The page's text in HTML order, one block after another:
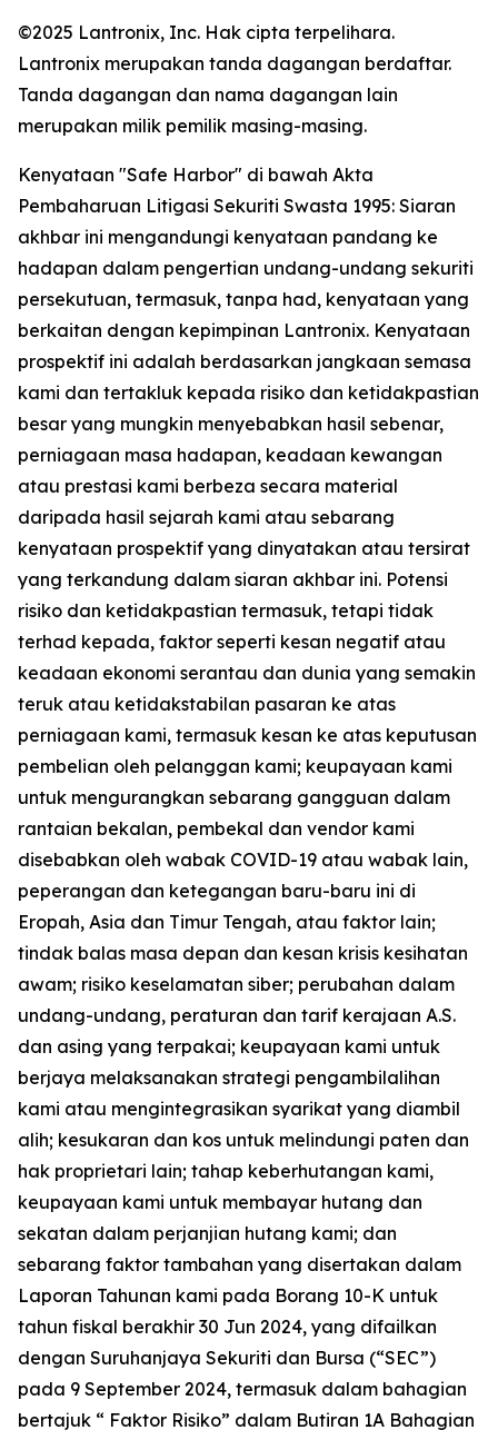
©2025 Lantronix, Inc. Hak cipta terpelihara.
Lantronix merupakan tanda dagangan berdaftar.
Tanda dagangan dan nama dagangan lain
merupakan milik pemilik masing-masing.
Kenyataan "Safe Harbor" di bawah Akta
Pembaharuan Litigasi Sekuriti Swasta 1995: Siaran
akhbar ini mengandungi kenyataan pandang ke
hadapan dalam pengertian undang-undang sekuriti
persekutuan, termasuk, tanpa had, kenyataan yang
berkaitan dengan kepimpinan Lantronix. Kenyataan
prospektif ini adalah berdasarkan jangkaan semasa
kami dan tertakluk kepada risiko dan ketidakpastian
besar yang mungkin menyebabkan hasil sebenar,
perniagaan masa hadapan, keadaan kewangan
atau prestasi kami berbeza secara material
daripada hasil sejarah kami atau sebarang
kenyataan prospektif yang dinyatakan atau tersirat
yang terkandung dalam siaran akhbar ini. Potensi
risiko dan ketidakpastian termasuk, tetapi tidak
terhad kepada, faktor seperti kesan negatif atau
keadaan ekonomi serantau dan dunia yang semakin
teruk atau ketidakstabilan pasaran ke atas
perniagaan kami, termasuk kesan ke atas keputusan
pembelian oleh pelanggan kami; keupayaan kami
untuk mengurangkan sebarang gangguan dalam
rantaian bekalan, pembekal dan vendor kami
disebabkan oleh wabak COVID-19 atau wabak lain,
peperangan dan ketegangan baru-baru ini di
Eropah, Asia dan Timur Tengah, atau faktor lain;
tindak balas masa depan dan kesan krisis kesihatan
awam; risiko keselamatan siber; perubahan dalam
undang-undang, peraturan dan tarif kerajaan A.S.
dan asing yang terpakai; keupayaan kami untuk
berjaya melaksanakan strategi pengambilalihan
kami atau mengintegrasikan syarikat yang diambil
alih; kesukaran dan kos untuk melindungi paten dan
hak proprietari lain; tahap keberhutangan kami,
keupayaan kami untuk membayar hutang dan
sekatan dalam perjanjian hutang kami; dan
sebarang faktor tambahan yang disertakan dalam
Laporan Tahunan kami pada Borang 10-K untuk
tahun fiskal berakhir 30 Jun 2024, yang difailkan
dengan Suruhanjaya Sekuriti dan Bursa (“SEC”)
pada 9 September 2024, termasuk dalam bahagian
bertajuk “ Faktor Risiko” dalam Butiran 1A Bahagian